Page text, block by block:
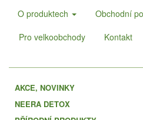
O produktech
Obchodní
Pro velkoobchody
Kontakt
AKCE, NOVINKY
NEERA DETOX